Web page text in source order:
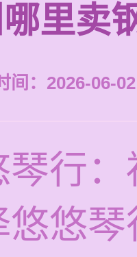
里卖
间：2026-06-
行
悠悠